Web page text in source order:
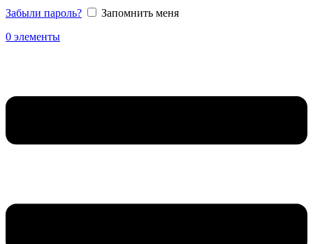
Забыли пароль?
Запомнить меня
0 элементы